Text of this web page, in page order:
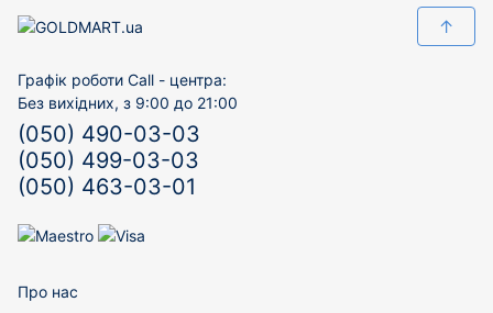
↑
Графік роботи Call - центра:
Без вихідних, з 9:00 до 21:00
(050) 490-03-03
(050) 499-03-03
(050) 463-03-01
Про нас